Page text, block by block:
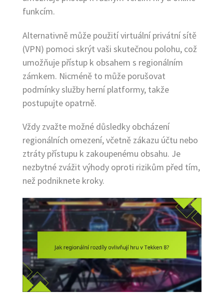
funkcím.
Alternativně může použití virtuální privátní sítě
(VPN) pomoci skrýt vaši skutečnou polohu, což
umožňuje přístup k obsahem s regionálním
zámkem. Nicméně to může porušovat
podmínky služby herní platformy, takže
postupujte opatrně.
Vždy zvažte možné důsledky obcházení
regionálních omezení, včetně zákazu účtu nebo
ztráty přístupu k zakoupenému obsahu. Je
nezbytné zvážit výhody oproti rizikům před tím,
než podniknete kroky.